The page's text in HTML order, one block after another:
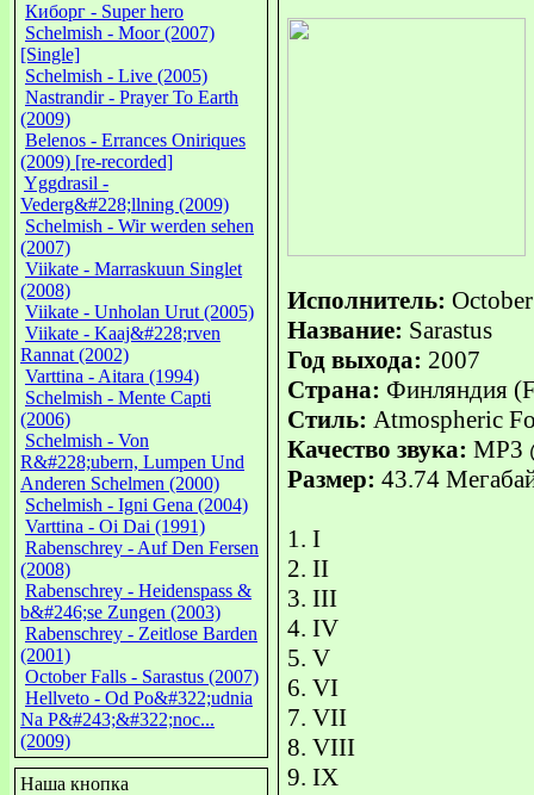
Киборг - Super hero
Schelmish - Moor (2007)
[Single]
Schelmish - Live (2005)
Nastrandir - Prayer To Earth
(2009)
Belenos - Errances Oniriques
(2009) [re-recorded]
Yggdrasil -
Vederg&#228;llning (2009)
Schelmish - Wir werden sehen
(2007)
Viikate - Marraskuun Singlet
(2008)
Viikate - Unholan Urut (2005)
Viikate - Kaaj&#228;rven
Rannat (2002)
Varttina - Aitara (1994)
Schelmish - Mente Capti
(2006)
Schelmish - Von
R&#228;ubern, Lumpen Und
Anderen Schelmen (2000)
Schelmish - Igni Gena (2004)
Varttina - Oi Dai (1991)
Rabenschrey - Auf Den Fersen
(2008)
Rabenschrey - Heidenspass &
b&#246;se Zungen (2003)
Rabenschrey - Zeitlose Barden
(2001)
October Falls - Sarastus (2007)
Hellveto - Od Po&#322;udnia
Na P&#243;&#322;noc...
(2009)
Наша кнопка
Исполнитель:
Название: Sarastus
Год выхода: 2007
Страна: Финляндия
Стиль: Atmospheric
Качество звука: MP3
Размер: 43.74
1. I
2. II
3. III
4. IV
5. V
6. VI
7. VII
8. VIII
9. IX